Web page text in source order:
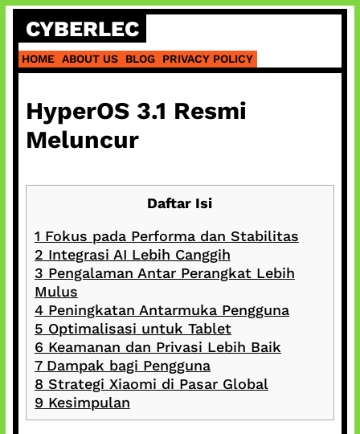
Skip
content
CYBERLEC
HOME ABOUT US BLOG PRIVACY POLICY
HyperOS 3.1 Resmi
Meluncur
Daftar Isi
1 Fokus pada Performa dan Stabilitas
2 Integrasi AI Lebih Canggih
3 Pengalaman Antar Perangkat Lebih
Mulus
4Peningkatan Antarmuka Pengguna
5 Optimalisasi untuk Tablet
6 Keamanan dan Privasi Lebih Baik
7Dampak bagi Pengguna
8 Strategi Xiaomi di Pasar Global
9 Kesimpulan